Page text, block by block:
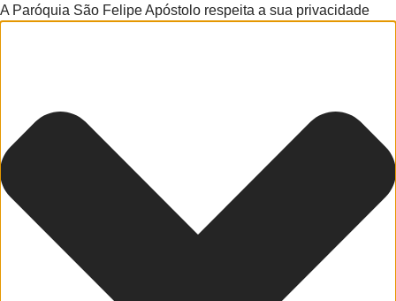
A Paróquia São Felipe Apóstolo respeita a sua privacidade